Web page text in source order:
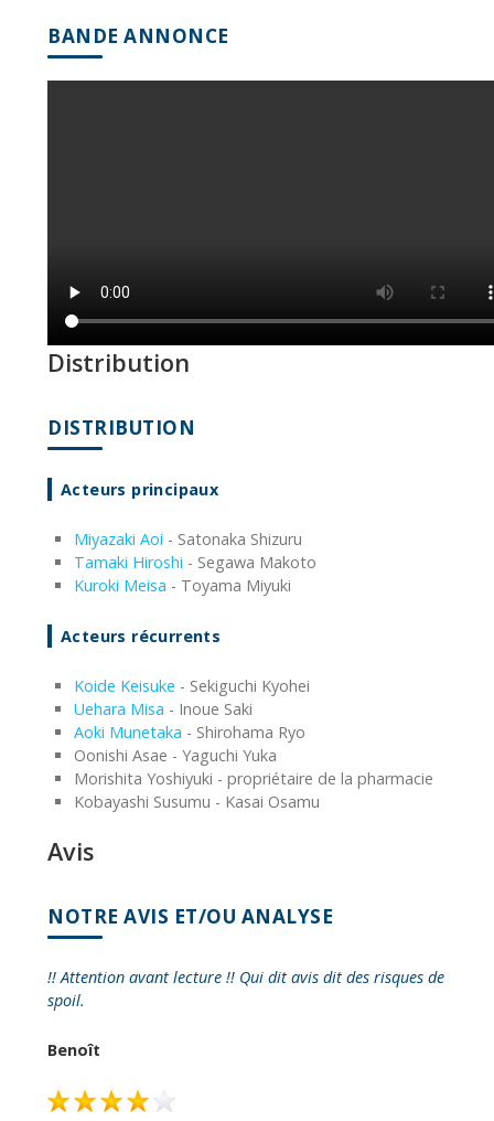
BANDE ANNONCE
Distribution
DISTRIBUTION
Acteurs principaux
Miyazaki Aoi - Satonaka Shizuru
Tamaki Hiroshi - Segawa Makoto
Kuroki Meisa - Toyama Miyuki
Acteurs récurrents
Koide Keisuke - Sekiguchi Kyohei
Uehara Misa - Inoue Saki
Aoki Munetaka - Shirohama Ryo
Oonishi Asae - Yaguchi Yuka
Morishita Yoshiyuki - propriétaire de la pharmacie
Kobayashi Susumu - Kasai Osamu
Avis
NOTRE AVIS ET/OU ANALYSE
!! Attention avant lecture !! Qui dit avis dit des risques de
spoil.
Benoît